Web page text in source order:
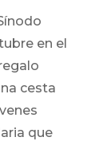
en el
cesta
que